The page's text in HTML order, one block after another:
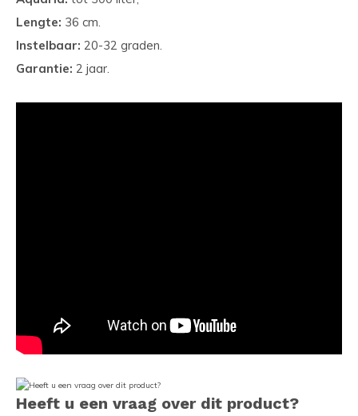
Lengte: 36 cm.
Instelbaar: 20-32 graden.
Garantie: 2 jaar.
Heeft u een vraag over dit product?